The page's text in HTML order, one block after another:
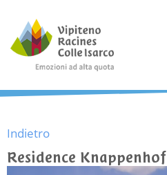
Indietro
Residence Knappenhof